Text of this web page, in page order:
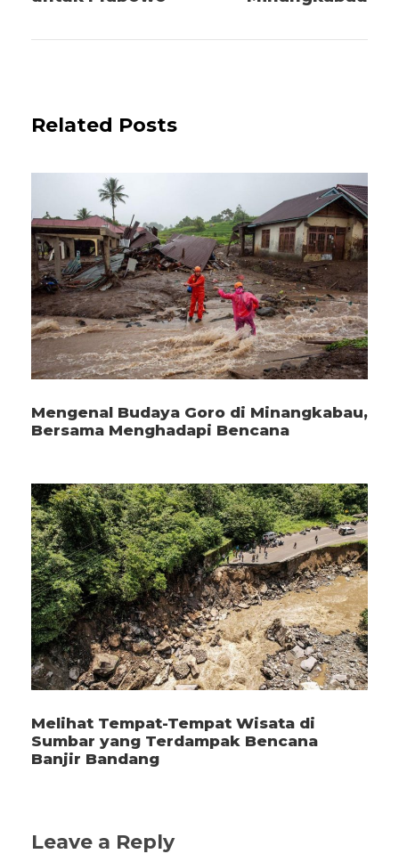
Related Posts
Mengenal Budaya Goro di Minangkabau,
Bersama Menghadapi Bencana
Melihat Tempat-Tempat Wisata di
Sumbar yang Terdampak Bencana
Banjir Bandang
Leave a Reply